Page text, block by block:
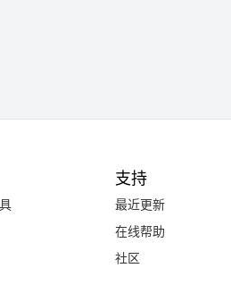
支持
最近更新
在线帮助
社区